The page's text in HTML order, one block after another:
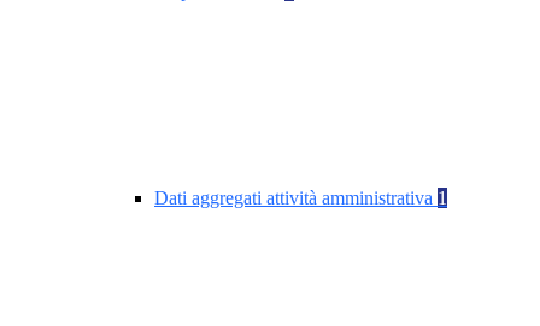
Dati aggregati attività amministrativa 1